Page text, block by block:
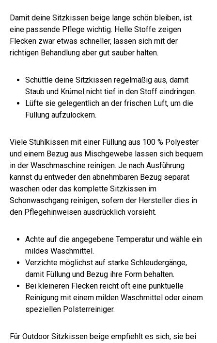
Damit deine Sitzkissen beige lange schön bleiben, ist
eine passende Pflege wichtig. Helle Stoffe zeigen
Flecken zwar etwas schneller, lassen sich mit der
richtigen Behandlung aber gut sauber halten.
Schüttle deine Sitzkissen regelmäßig aus, damit
Staub und Krümel nicht tief in den Stoff eindringen.
Lüfte sie gelegentlich an der frischen Luft, um die
Füllung aufzulockern.
Viele Stuhlkissen mit einer Füllung aus 100 % Polyester
und einem Bezug aus Mischgewebe lassen sich bequem
in der Waschmaschine reinigen. Je nach Ausführung
kannst du entweder den abnehmbaren Bezug separat
waschen oder das komplette Sitzkissen im
Schonwaschgang reinigen, sofern der Hersteller dies in
den Pflegehinweisen ausdrücklich vorsieht.
Achte auf die angegebene Temperatur und wähle ein
mildes Waschmittel.
Verzichte möglichst auf starke Schleudergänge,
damit Füllung und Bezug ihre Form behalten.
Bei kleineren Flecken reicht oft eine punktuelle
Reinigung mit einem milden Waschmittel oder einem
speziellen Polsterreiniger.
Für Outdoor Sitzkissen beige empfiehlt es sich, sie bei